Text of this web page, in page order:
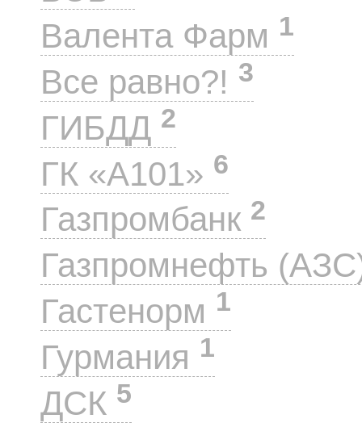
Валента Фарм 1
Все равно?! 3
ГИБДД 2
ГК «А101» 6
Газпромбанк 2
Газпромнефть
Гастенорм 1
Гурмания 1
ДСК 5